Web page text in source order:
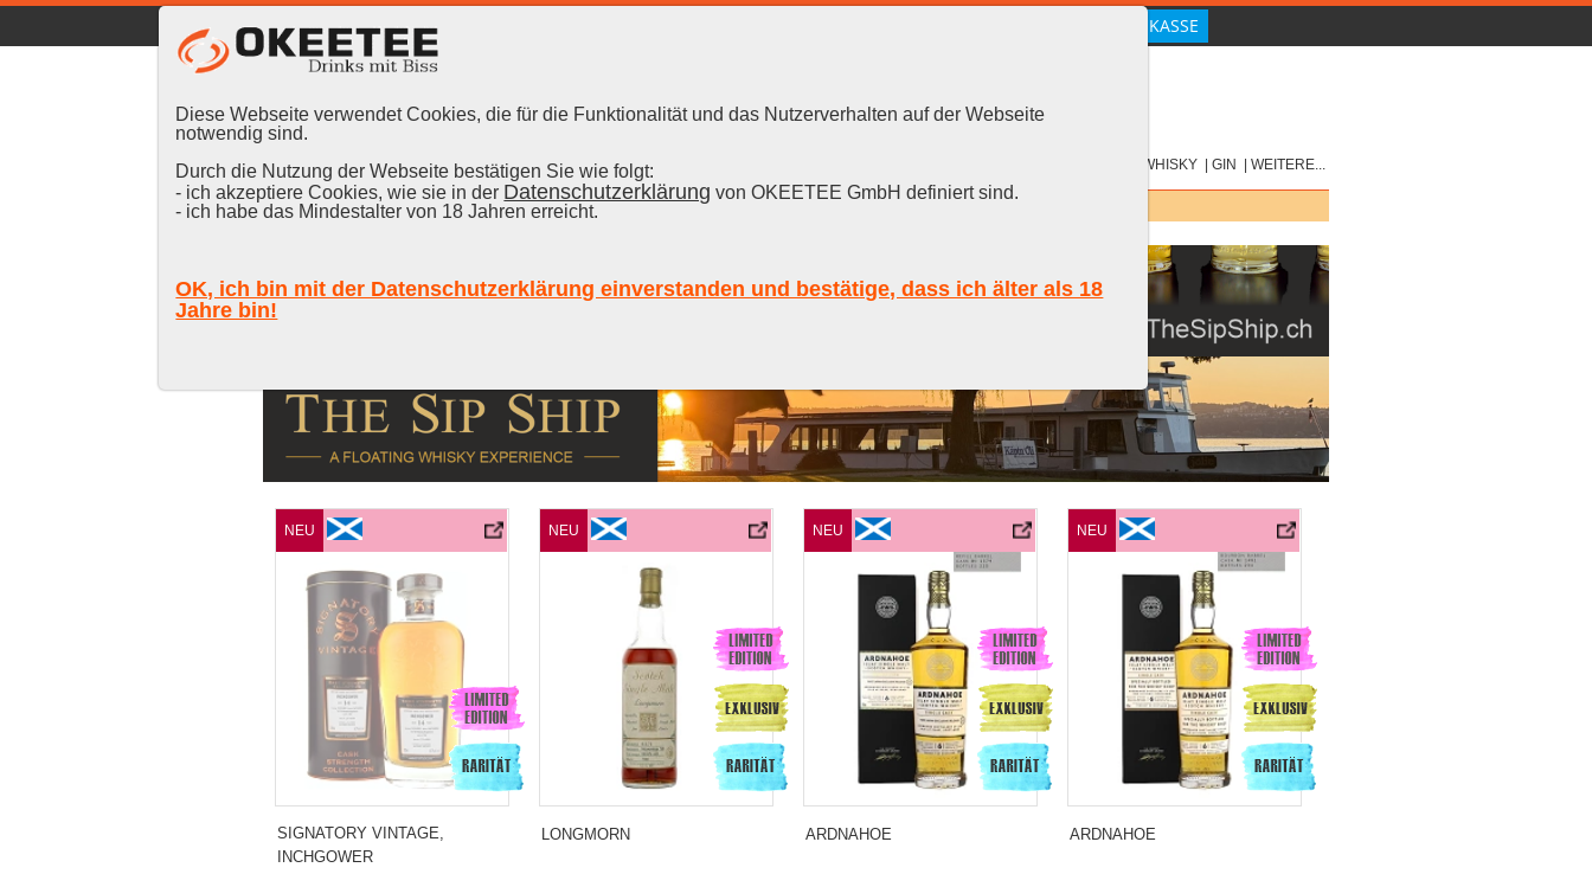
☰ |DE FR EN|Anmelden
WHISKY GIN WEITERE...
Suchen: Neu im Shop eingetroffen
NEU
SIGNATORY VINTAGE,
INCHGOWER
NEU
LONGMORN
NEU
ARDNAHOE
NEU
ARDNAHOE
Diese Webseite verwendet Cookies, die für die Funktionalität und das Nutzerverhalten auf der Webseite
notwendig sind.
Durch die Nutzung der Webseite bestätigen Sie wie folgt:
- ich akzeptiere Cookies, wie sie in der Datenschutzerklärung von OKEETEE GmbH definiert sind.
- ich habe das Mindestalter von 18 Jahren erreicht.
OK, ich bin mit der Datenschutzerklärung einverstanden und bestätige, dass ich älter als 18
Jahre bin!